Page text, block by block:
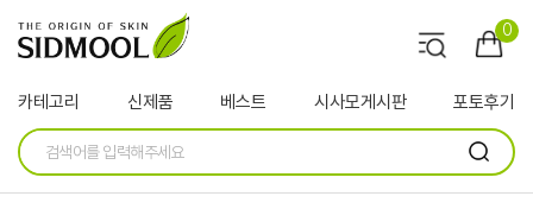
0
카테고리 신제품 베스트 시사모게시판 포토후기